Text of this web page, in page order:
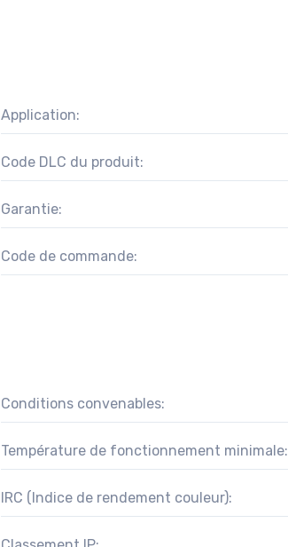
Application:
Code DLC du produit:
Garantie:
Code de commande:
Conditions convenables:
Température de fonctionnement minimale:
IRC (Indice de rendement couleur):